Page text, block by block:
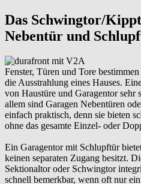
Das Schwingtor/
Nebentür und
Fenster, Türen und Tore
die Ausstrahlung eines Hauses.
von Haustüre und Garagentor sehr
allem sind Garagen Nebentüren
einfach praktisch, denn sie bieten
ohne das gesamte Einzel- oder
Ein Garagentor mit Schlupftür
keinen separaten Zugang besitzt.
Sektionaltor oder Schwingtor
schnell bemerkbar, wenn oft nur